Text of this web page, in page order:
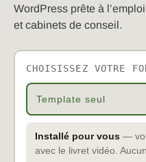
WordPress prête à
et cabinets de conseil.
CHOISISSEZ VOTRE
Template seul
Installé pour vous—
avec le livret vidéo.